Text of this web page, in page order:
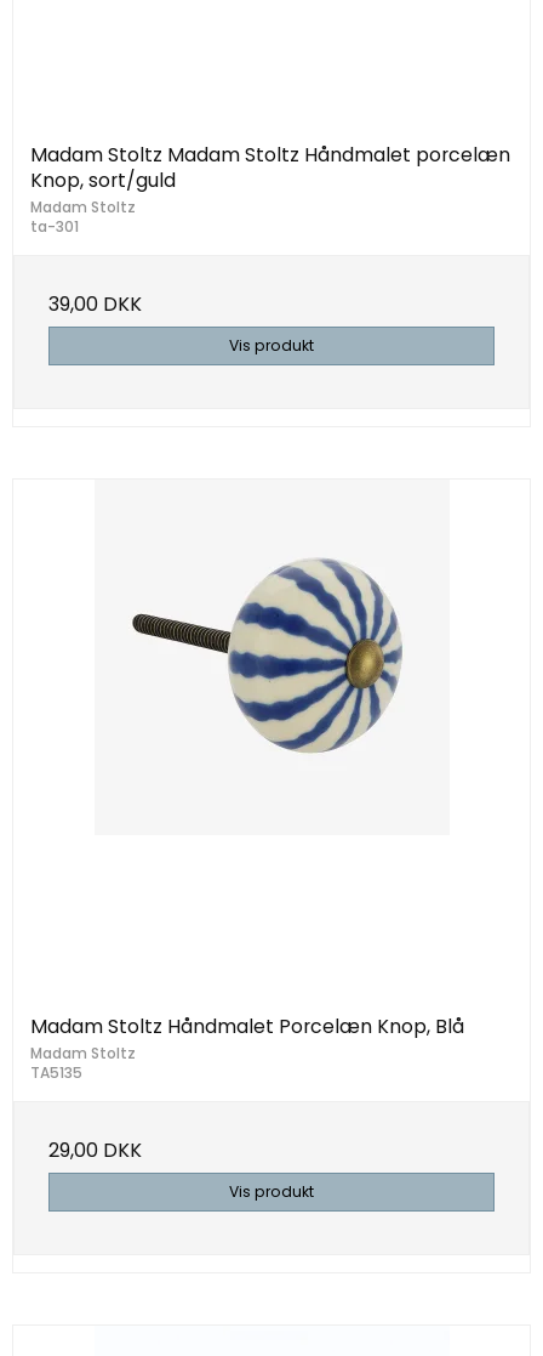
Madam Stoltz Madam Stoltz Håndmalet porcelæn
Knop, sort/guld
Madam Stoltz
ta-301
39,00 DKK
Vis produkt
Madam Stoltz Håndmalet Porcelæn Knop, Blå
Madam Stoltz
TA5135
29,00 DKK
Vis produkt